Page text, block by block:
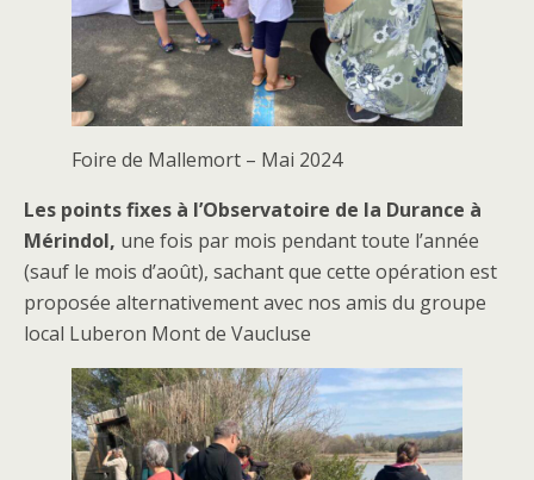
Foire de Mallemort – Mai 2024
Les points fixes à l’Observatoire de la Durance à
Mérindol, une fois par mois pendant toute l’année
(sauf le mois d’août), sachant que cette opération est
proposée alternativement avec nos amis du groupe
local Luberon Mont de Vaucluse